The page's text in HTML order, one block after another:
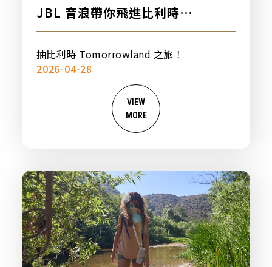
JBL 音浪帶你飛進比利時
Tomorrowland！購買指定商品
或完成社群任務，即有機會獲得比
利時雙人之旅！
抽比利時 Tomorrowland 之旅！
2026-04-28
VIEW
MORE